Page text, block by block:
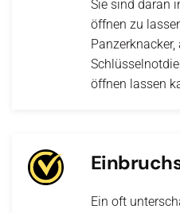
Sie sind daran
öffnen zu
öffnen lassen
Ein oft